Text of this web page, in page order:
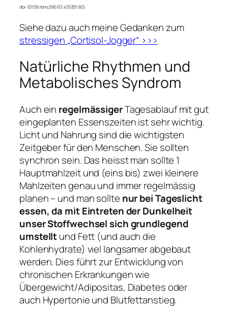
doi:10.1136/bmj.38693.435301.80)
Siehe dazu auch meine Gedanken zum
stressigen „Cortisol-Jogger“ >>>
Natürliche Rhythmen und
Metabolisches Syndrom
Auch ein regelmässigerTagesablauf mit gut
eingeplanten Essenszeiten ist sehr wichtig.
Licht und Nahrung sind die wichtigsten
Zeitgeber für den Menschen. Sie sollten
synchron sein. Das heisst man sollte 1
Hauptmahlzeit und (eins bis) zwei kleinere
Mahlzeiten genau und immer regelmässig
planen – und man sollte nur bei Tageslicht
essen, da mit Eintreten der Dunkelheit
unser Stoffwechsel sich grundlegend
umstelltund Fett (und auch die
Kohlenhydrate) viel langsamer abgebaut
werden. Dies führt zur Entwicklung von
chronischen Erkrankungen wie
Übergewicht/Adipositas, Diabetes oder
auch Hypertonie und Blutfettanstieg.